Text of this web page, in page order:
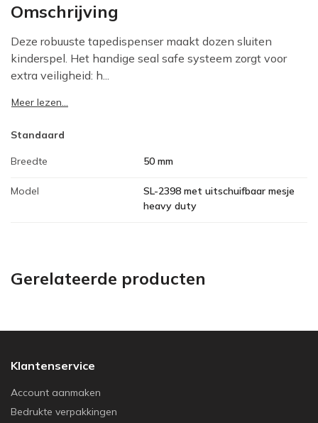
Omschrijving
Deze robuuste tapedispenser maakt dozen sluiten
kinderspel. Het handige seal safe systeem zorgt voor
extra veiligheid: h...
Meer lezen...
Standaard
Breedte 50 mm
Model
SL-2398 met uitschuifbaar mesje
heavy duty
Gerelateerde producten
Klantenservice
Account aanmaken
Bedrukte verpakkingen